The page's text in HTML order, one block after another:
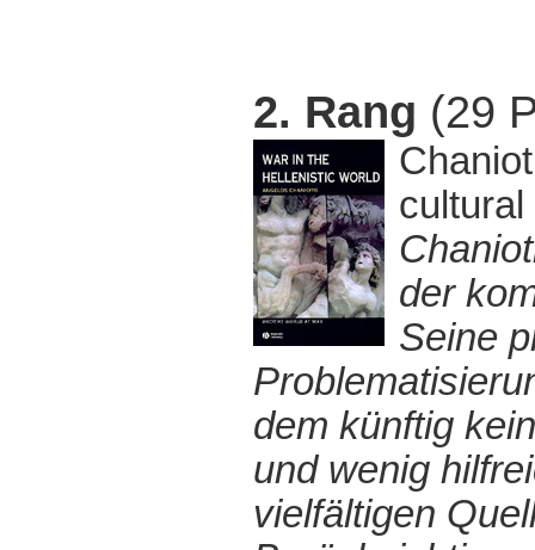
2. Rang (29
der
Seine
dem künftig
und wenig
vielfältigen